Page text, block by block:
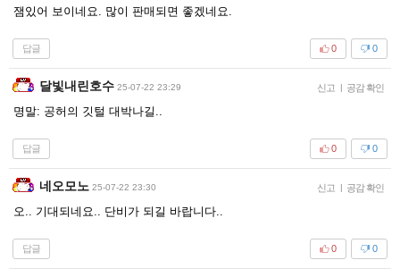
잼있어 보이네요. 많이 판매되면 좋겠네요.
답글 0
0
달빛내린호수 25-07-22 23:29 신고 | 공감 확인
명말: 공허의 깃털 대박나길..
답글 0
0
네오모노 25-07-22 23:30 신고 | 공감 확인
오.. 기대되네요.. 단비가 되길 바랍니다..
답글 0
0